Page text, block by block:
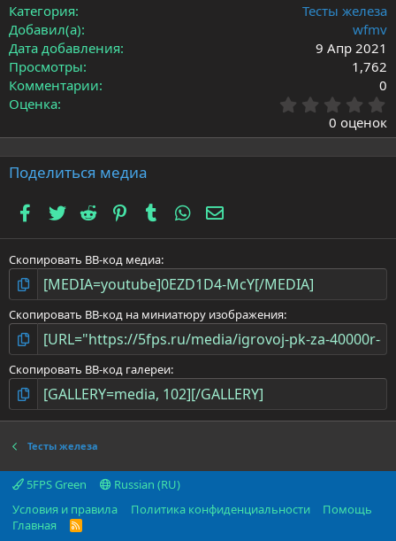
Категория
Тесты железа
Добавил(а)
wfmv
Дата добавления
9 Апр 2021
Просмотры
1,762
Комментарии
0
Оценка
.
0
0 оценок
Поделиться медиа
Facebook
Twitter Reddit PinterestTumblr WhatsApp
Скопировать BB-код медиа
Скопировать BB-код на миниатюру изображения
Скопировать BB-код галереи
Тесты железа
5FPS Green
Russian (RU)
Условия и правила
Политика конфиденциальности
Помощь
Главная
R